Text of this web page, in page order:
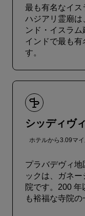
最も有名なイ
ハジアリ霊廟
ンド・イスラム
インドで最も
す。
シッディヴ
ホテルから3.09マ
プラバデヴィ
ックは、ガネ
院です。200
も裕福な寺院の